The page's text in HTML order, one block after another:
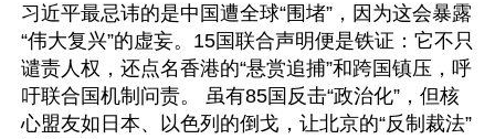
习近平最忌讳的是中国遭全球“围堵”，因为这会暴露
“伟大复兴”的虚妄。15国联合声明便是铁证：它不只
谴责人权，还点名香港的“悬赏追捕”和跨国镇压，呼
吁联合国机制问责。 虽有85国反击“政治化”，但核
心盟友如日本、以色列的倒戈，让北京的“反制裁法”